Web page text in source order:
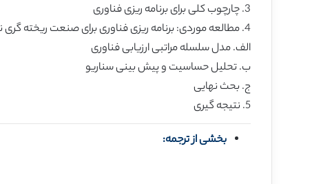
3. چارچوب کلی برای برنامه ریزی فناوری
4. مطالعه موردی: برنامه ریزی فناوری برای صنعت ریخته گری نیمه رسانای تایوان
الف. مدل سلسله مراتبی ارزیابی فناوری
ب. تحلیل حساسیت و پیش بینی سناریو
ج. بحث نهایی
5. نتیجه گیری
بخشی از ترجمه: